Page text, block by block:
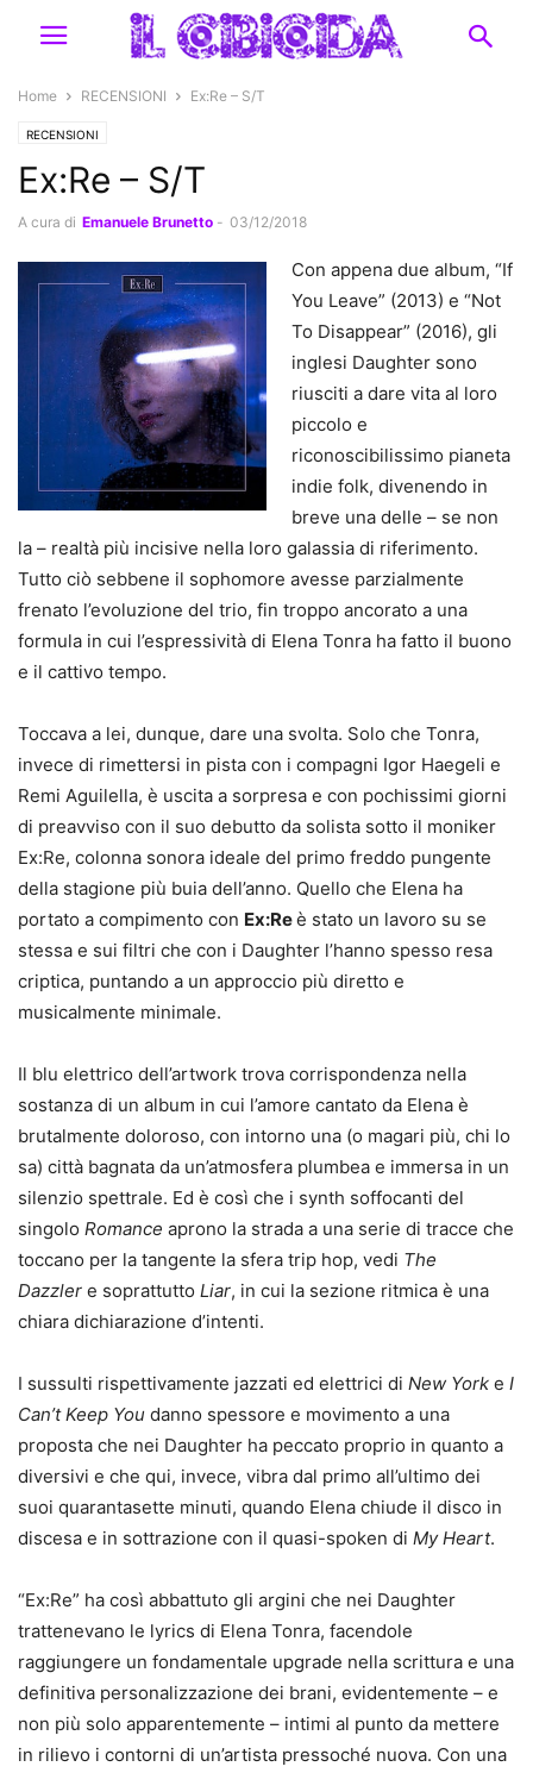
Home RECENSIONI Ex:Re – S/T
RECENSIONI
Ex:Re – S/T
A cura di Emanuele Brunetto - 03/12/2018
Con appena due album, “If
You Leave” (2013) e “Not
To Disappear” (2016), gli
inglesi Daughter sono
riusciti a dare vita al loro
piccolo e
riconoscibilissimo pianeta
indie folk, divenendo in
breve una delle – se non
la – realtà più incisive nella loro galassia di riferimento.
Tutto ciò sebbene il sophomore avesse parzialmente
frenato l’evoluzione del trio, fin troppo ancorato a una
formula in cui l’espressività di Elena Tonra ha fatto il buono
e il cattivo tempo.
Toccava a lei, dunque, dare una svolta. Solo che Tonra,
invece di rimettersi in pista con i compagni Igor Haegeli e
Remi Aguilella, è uscita a sorpresa e con pochissimi giorni
di preavviso con il suo debutto da solista sotto il moniker
Ex:Re, colonna sonora ideale del primo freddo pungente
della stagione più buia dell’anno. Quello che Elena ha
portato a compimento con Ex:Reè stato un lavoro su se
stessa e sui filtri che con i Daughter l’hanno spesso resa
criptica, puntando a un approccio più diretto e
musicalmente minimale.
Il blu elettrico dell’artwork trova corrispondenza nella
sostanza di un album in cui l’amore cantato da Elena è
brutalmente doloroso, con intorno una (o magari più, chi lo
sa) città bagnata da un’atmosfera plumbea e immersa in un
silenzio spettrale. Ed è così che i synth soffocanti del
singolo Romance aprono la strada a una serie di tracce che
toccano per la tangente la sfera trip hop, vedi The
Dazzler e soprattutto Liar, in cui la sezione ritmica è una
chiara dichiarazione d’intenti.
I sussulti rispettivamente jazzati ed elettrici di New York e I
Can’t Keep You danno spessore e movimento a una
proposta che nei Daughter ha peccato proprio in quanto a
diversivi e che qui, invece, vibra dal primo all’ultimo dei
suoi quarantasette minuti, quando Elena chiude il disco in
discesa e in sottrazione con il quasi-spoken di My Heart.
“Ex:Re” ha così abbattuto gli argini che nei Daughter
trattenevano le lyrics di Elena Tonra, facendole
raggiungere un fondamentale upgrade nella scrittura e una
definitiva personalizzazione dei brani, evidentemente – e
non più solo apparentemente – intimi al punto da mettere
in rilievo i contorni di un’artista pressoché nuova. Con una